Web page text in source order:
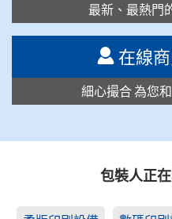
最新、最熱門
在線
細心撮合 為您
包裝人正